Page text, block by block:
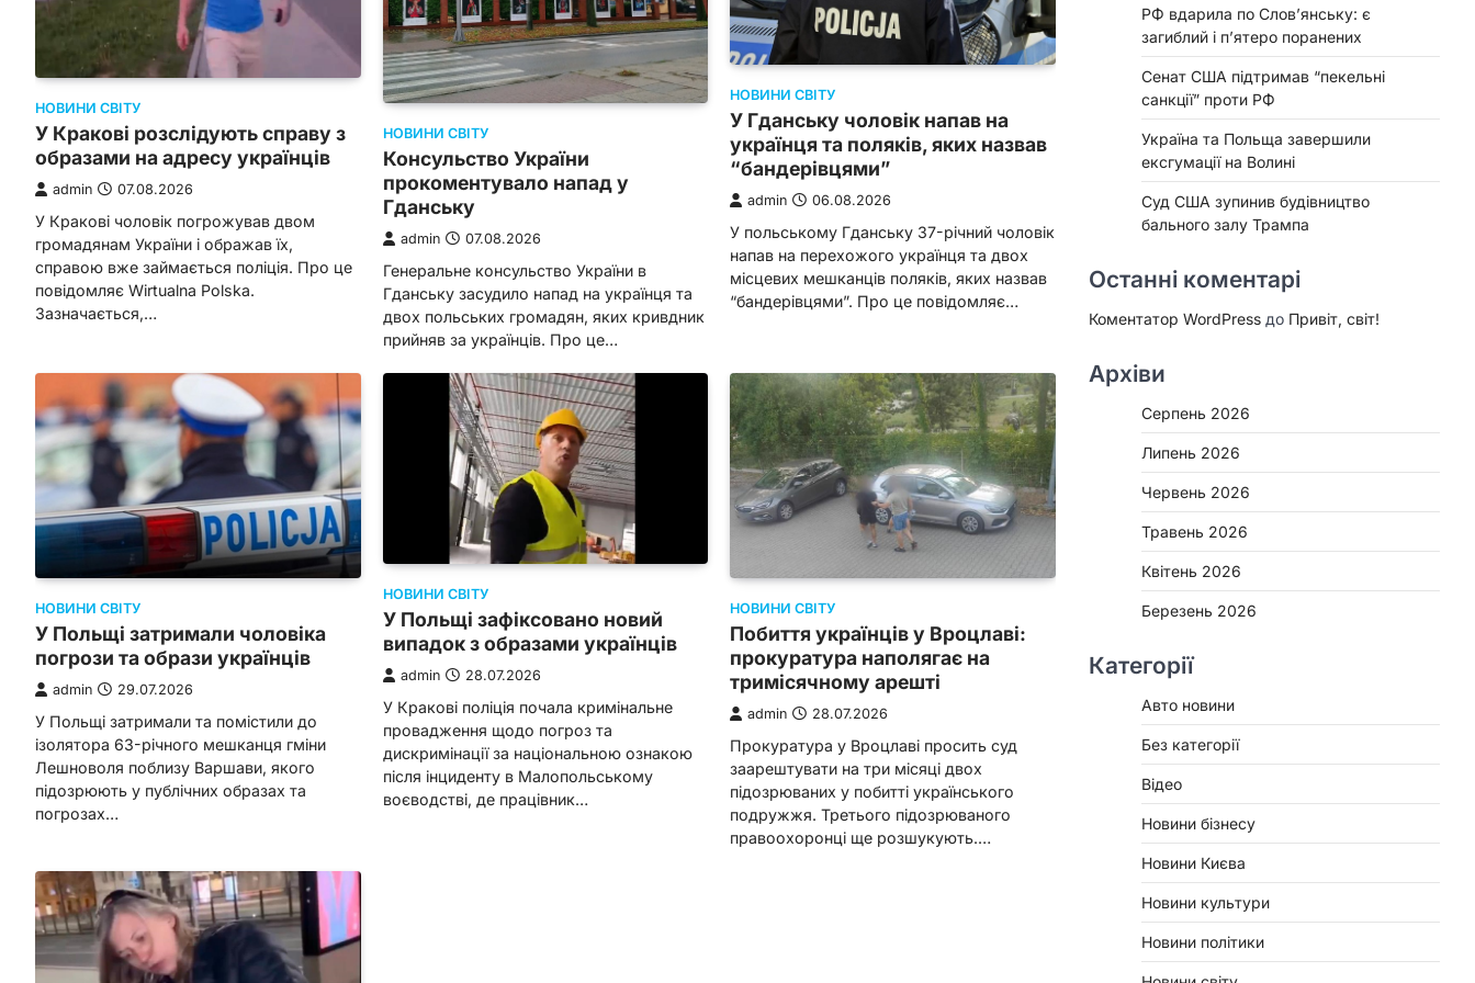
НОВИНИ СВІТУ
У Кракові розслідують справу з
образами на адресу українців
admin 07.08.2026
У Кракові чоловік погрожував двом
громадянам України і ображав їх,
справою вже займається поліція. Про це
повідомляє Wirtualna Polska.
Зазначається,…
НОВИНИ СВІТУ
Консульство України
прокоментувало напад у
Гданську
admin 07.08.2026
Генеральне консульство України в
Гданську засудило напад на українця та
двох польських громадян, яких кривдник
прийняв за українців. Про це…
НОВИНИ СВІТУ
У Гданську чоловік напав на
українця та поляків, яких назвав
“бандерівцями”
admin 06.08.2026
У польському Гданську 37-річний чоловік
напав на перехожого українця та двох
місцевих мешканців поляків, яких назвав
“бандерівцями”. Про це повідомляє…
НОВИНИ СВІТУ
У Польщі затримали чоловіка
погрози та образи українців
admin 29.07.2026
У Польщі затримали та помістили до
ізолятора 63-річного мешканця гміни
Лешноволя поблизу Варшави, якого
підозрюють у публічних образах та
погрозах…
НОВИНИ СВІТУ
У Польщі зафіксовано новий
випадок з образами українців
admin 28.07.2026
У Кракові поліція почала кримінальне
провадження щодо погроз та
дискримінації за національною ознакою
після інциденту в Малопольському
воєводстві, де працівник…
НОВИНИ СВІТУ
Побиття українців у Вроцлаві:
прокуратура наполягає на
тримісячному арешті
admin 28.07.2026
Прокуратура у Вроцлаві просить суд
заарештувати на три місяці двох
підозрюваних у побитті українського
подружжя. Третього підозрюваного
правоохоронці ще розшукують.…
РФ вдарила по Слов’янську: є
загиблий і п’ятеро поранених
Сенат США підтримав “пекельні
санкції” проти РФ
Україна та Польща завершили
ексгумації на Волині
Суд США зупинив будівництво
бального залу Трампа
Останні коментарі
Коментатор WordPress до Привіт, світ!
Архіви
Серпень 2026
Липень 2026
Червень 2026
Травень 2026
Квітень 2026
Березень 2026
Категорії
Авто новини
Без категорії
Відео
Новини бізнесу
Новини Києва
Новини культури
Новини політики